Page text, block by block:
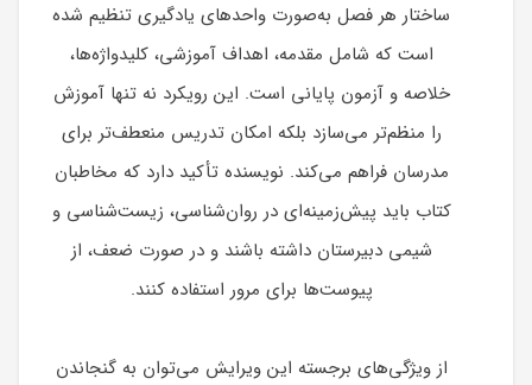
ساختار هر فصل به‌صورت واحدهای یادگیری تنظیم شده
است که شامل مقدمه، اهداف آموزشی، کلیدواژه‌ها،
خلاصه و آزمون پایانی است. این رویکرد نه تنها آموزش
را منظم‌تر می‌سازد بلکه امکان تدریس منعطف‌تر برای
مدرسان فراهم می‌کند. نویسنده تأکید دارد که مخاطبان
کتاب باید پیش‌زمینه‌ای در روان‌شناسی، زیست‌شناسی و
شیمی دبیرستان داشته باشند و در صورت ضعف، از
پیوست‌ها برای مرور استفاده کنند.
از ویژگی‌های برجسته این ویرایش می‌توان به گنجاندن